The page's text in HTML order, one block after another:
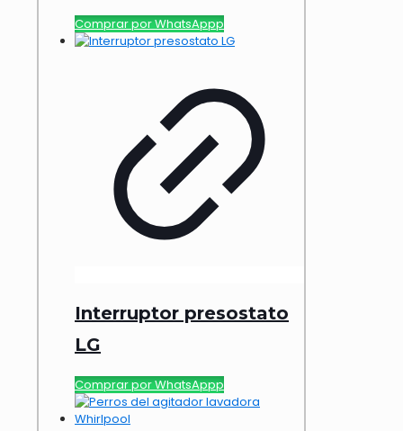
Comprar por WhatsAppp
Interruptor presostato
LG
Comprar por WhatsAppp